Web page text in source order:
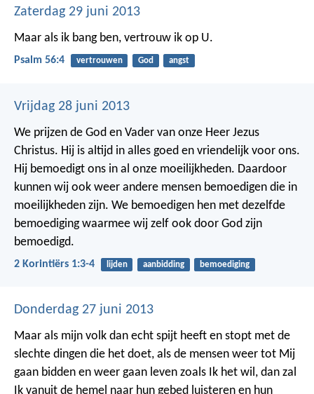
Zaterdag 29 juni 2013
Maar als ik bang ben, vertrouw ik op U.
Psalm 56:4 vertrouwen God angst
Vrijdag 28 juni 2013
We prijzen de God en Vader van onze Heer Jezus
Christus. Hij is altijd in alles goed en vriendelijk voor ons.
Hij bemoedigt ons in al onze moeilijkheden. Daardoor
kunnen wij ook weer andere mensen bemoedigen die in
moeilijkheden zijn. We bemoedigen hen met dezelfde
bemoediging waarmee wij zelf ook door God zijn
bemoedigd.
2 Korintiërs 1:3-4 lijden aanbidding bemoediging
Donderdag 27 juni 2013
Maar als mijn volk dan echt spijt heeft en stopt met de
slechte dingen die het doet, als de mensen weer tot Mij
gaan bidden en weer gaan leven zoals Ik het wil, dan zal
Ik vanuit de hemel naar hun gebed luisteren en hun